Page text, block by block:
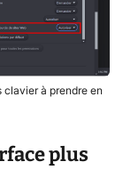
clavier à prendre en
plus